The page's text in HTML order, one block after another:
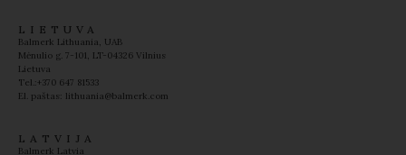
LIETUVA
Balmerk Lithuania, UAB
Mėnulio g. 7-101, LT-04326 Vilnius
Lietuva
Tel.:+370 647 81533
El. paštas: lithuania@balmerk.com
LATVIJA
Balmerk Latvia